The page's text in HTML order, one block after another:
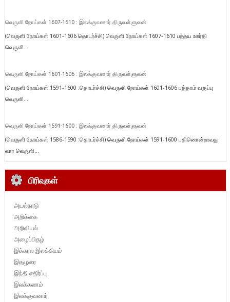
வெருளி நோய்கள் 1607-1610 : இலக்குவனார் திருவள்ளுவன்
(வெருளி நோய்கள் 1601-1606 தொடர்ச்சி) வெருளி நோய்கள் 1607-1610 பந்தய ஊர்தி
வெருளி...
வெருளி நோய்கள் 1601-1606 : இலக்குவனார் திருவள்ளுவன்
(வெருளி நோய்கள் 1591-1600 :தொடர்ச்சி) வெருளி நோய்கள் 1601-1606 பத்தாம் வகுப்பு
வெருளி...
வெருளி நோய்கள் 1591-1600 : இலக்குவனார் திருவள்ளுவன்
(வெருளி நோய்கள் 1586-1590 :தொடர்ச்சி) வெருளி நோய்கள் 1591-1600 பதினொன்றாவது
வார வெருளி...
பிரிவுகள்
அயல்நாடு
அறிக்கை
அறிவியல்
அழைப்பிதழ்
இக்கால இலக்கியம்
இதழுரை
இந்தி எதிர்ப்பு
இலக்கணம்
இலக்குவனார்